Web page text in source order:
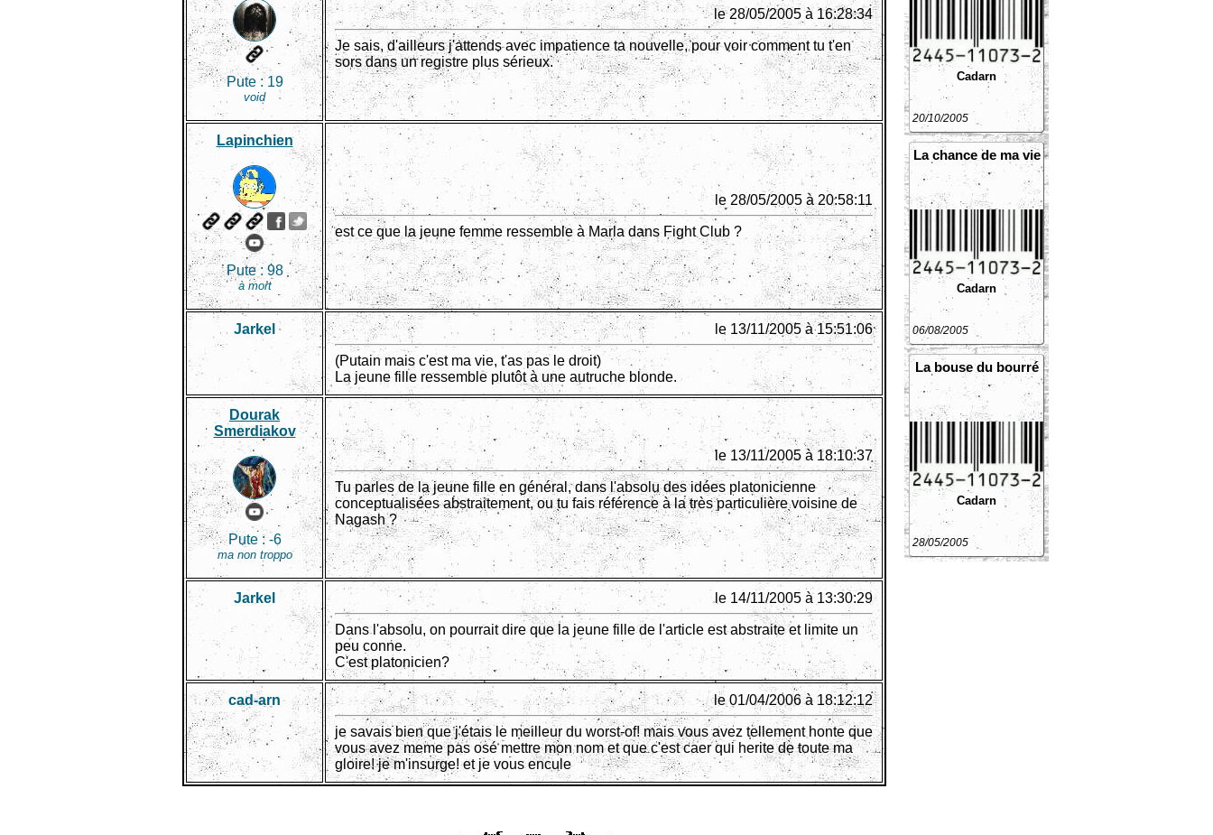
Cadarn
20/10/2005
La chance de ma vie
Cadarn
06/08/2005
La bouse du bourré
Cadarn
28/05/2005
Pute : 19
void
le 28/05/2005 à 16:28:34
Je sais, d'ailleurs j'attends avec impatience ta nouvelle, pour voir comment tu t'en
sors dans un registre plus sérieux.
Lapinchien
Pute :98
à mort
le 28/05/2005 à 20:58:11
est ce que la jeune femme ressemble à Marla dans Fight Club ?
Jarkel le 13/11/2005 à 15:51:06
(Putain mais c'est ma vie, t'as pas le droit)
La jeune fille ressemble plutôt à une autruche blonde.
Dourak
Smerdiakov
Pute : -6
ma non troppo
le 13/11/2005 à 18:10:37
Tu parles de la jeune fille en général, dans l'absolu des idées platonicienne
conceptualisées abstraitement, ou tu fais référence à la très particulière voisine de
Nagash ?
Jarkel le 14/11/2005 à 13:30:29
Dans l'absolu, on pourrait dire que la jeune fille de l'article est abstraite et limite un
peu conne.
C'est platonicien?
cad-arn le 01/04/2006 à 18:12:12
je savais bien que j'étais le meilleur du worst-of! mais vous avez tellement honte que
vous avez meme pas osé mettre mon nom et que c'est caer qui herite de toute ma
gloire! je m'insurge! et je vous encule